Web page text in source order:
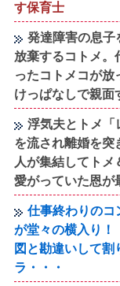
す保育士
発達障害の息子
放棄するコトメ。
ったコトメコが
けっぱなしで親面
浮気夫とトメ「
を流され離婚を突
人が集結してト
愛がっていた恩が
仕事終わりのコ
が堂々の横入り！
図と勘違いして割
ラ・・・